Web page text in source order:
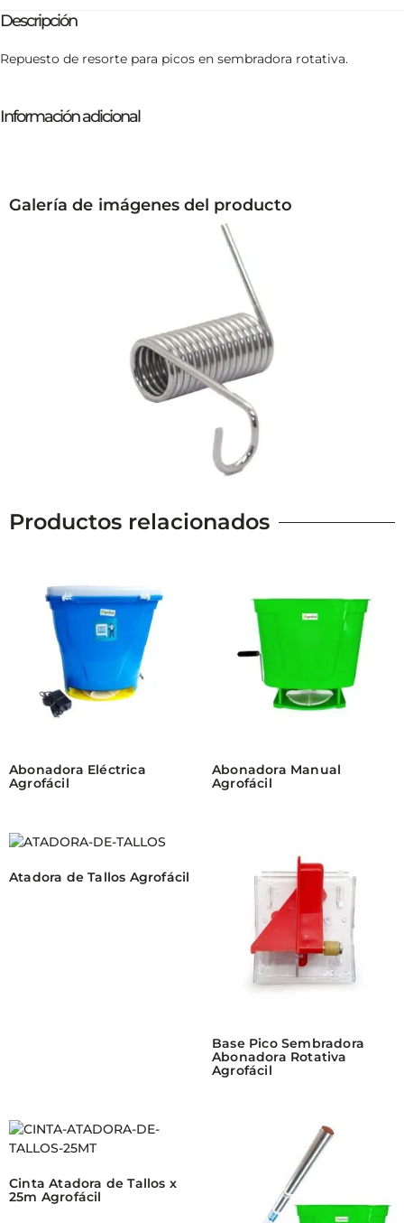
Descripción
Repuesto de resorte para picos en sembradora rotativa.
Información adicional
Galería de imágenes del producto
Productos relacionados
Abonadora Eléctrica
Agrofácil
Abonadora Manual
Agrofácil
Atadora de Tallos Agrofácil
Base Pico Sembradora
Abonadora Rotativa
Agrofácil
Cinta Atadora de Tallos x
25m Agrofácil